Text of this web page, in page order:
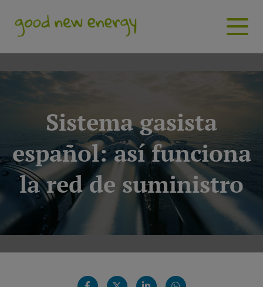
Sistema gasista
español: así funciona
la red de suministro